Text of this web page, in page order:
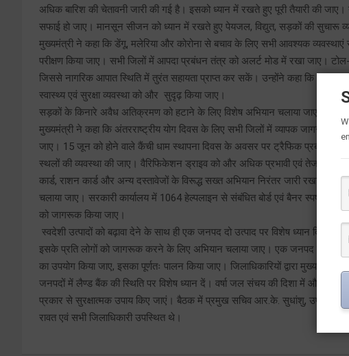
अधिक बारिश की चेतावनी जारी की गई है। इसको ध्यान में रखते हुए पूरी तैयारी की
सफाई हो जाए। मानसून सीजन को ध्यान में रखते हुए पेयजल, विद्युत, सड़कों की सुचारू
मुख्यमंत्री ने कहा कि डेंगू, मलेरिया और कोरोना से बचाव के लिए सभी आवश्यक
परीक्षण किया जाए। सभी जिलों में आपदा प्रबंधन तंत्र को अलर्ट मोड में रखा जाए।
जिससे नागरिक आपात स्थिति में तुरंत सहायता प्राप्त कर सकें। उन्होंने कहा कि चारधाम
स्वास्थ्य एवं सुरक्षा व्यवस्था को और सुदृढ़ किया जाए।
सड़कों के किनारे अवैध अतिक्रमण को हटाने के लिए विशेष अभियान चलाया जाए।
मुख्यमंत्री ने कहा कि अंतरराष्ट्रीय योग दिवस के लिए सभी जिलों में व्यापक जागरूकता
जाए। 15 जून को होने वाले कैंची धाम स्थापना दिवस के अवसर पर ट्रैफिक प्रबंधन के लिए
स्थलों की व्यवस्था की जाए। वैरिफिकेशन ड्राइव को और अधिक प्रभावी एवं तेज गति से
कार्ड, राशन कार्ड और अन्य दस्तावेजों के विरूद्ध सख्त अभियान निरंतर जारी रखा
चलाया जाए। सरकारी कार्यालय में 1064 हेल्पलाइन से संबंधित बोर्ड एवं बैनर स्पष्ट रूप
को जागरूक किया जाए।
स्वदेशी उत्पादों को बढ़ावा देने के साथ ही एक जनपद दो उत्पाद पर विशेष ध्यान दिया
इसके प्रति लोगों को जागरूक करने के लिए अभियान चलाया जाए। एक जनपद दो उत्पाद
का उपयोग किया जाए, इसका पूर्णतः पालन किया जाए। जिलाधिकारियों द्वारा मुख्यमंत्री
जनपदों में लैण्ड बैंक की स्थिति पर विशेष ध्यान दें। वर्षा जल संचय की दिशा में और
प्रकार से सुरक्षात्मक उपाय किए जाएं। बैठक में प्रमुख सचिव आर.के. सुधांशु, उपाध्यक्ष
रावत एवं सभी जिलाधिकारी उपस्थित थे।